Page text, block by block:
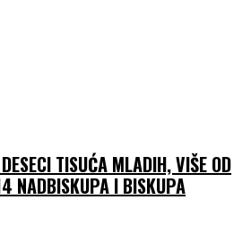
TISUĆA MLADIH, VIŠE OD
NADBISKUPA I BISKUPA